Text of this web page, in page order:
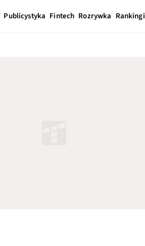
Publicystyka Fintech Rozrywka Rankingi